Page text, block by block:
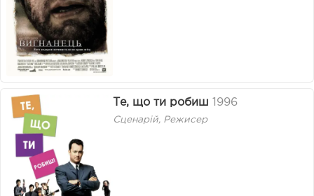
Те, що ти робиш 1996
Сценарій, Режисер